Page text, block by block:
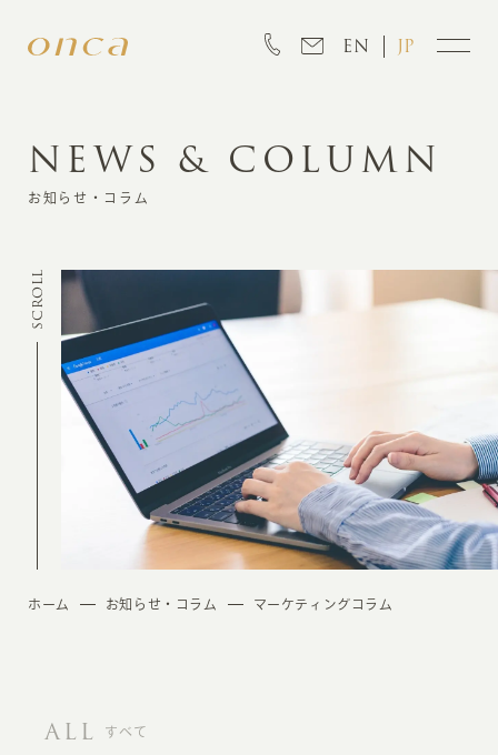
EN JP
INFORMATION
CREATION
MARKETING
NEWS & COLUMN
お知らせ・コラム
SCROLL
ホーム お知らせ・コラム マーケティングコラム
ALL すべて